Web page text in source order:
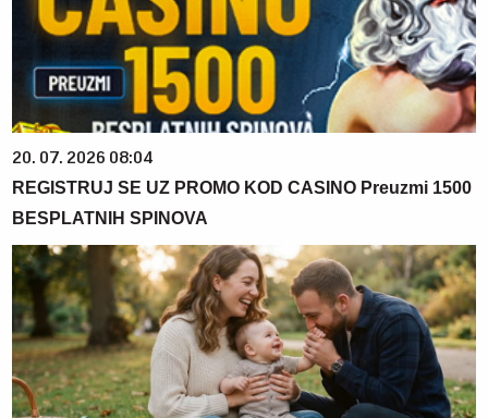
20. 07. 2026 08:04
REGISTRUJ SE UZ PROMO KOD CASINO Preuzmi 1500
BESPLATNIH SPINOVA